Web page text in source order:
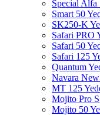
Special Alfa
Smart 50
SK250-K
Safari PRO
Safari 50
Safari 125
Quantum
Navara New
MT 125
Mojito Pro S
Mojito 50